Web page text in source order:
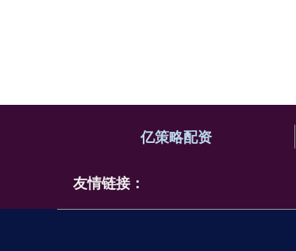
亿策略配资
友情链接：